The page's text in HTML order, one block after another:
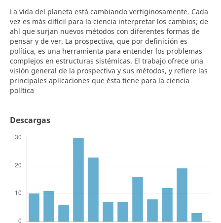
La vida del planeta está cambiando vertiginosamente. Cada
vez es más difícil para la ciencia interpretar los cambios; de
ahí que surjan nuevos métodos con diferentes formas de
pensar y de ver. La prospectiva, que por definición es
política, es una herramienta para entender los problemas
complejos en estructuras sistémicas. El trabajo ofrece una
visión general de la prospectiva y sus métodos, y refiere las
principales aplicaciones que ésta tiene para la ciencia
política
Descargas